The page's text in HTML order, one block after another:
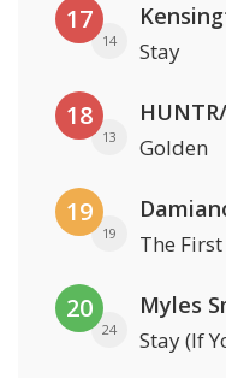
17
14 Stay
18
13 Golden
19
19 The
20
24
Myles
Stay (If